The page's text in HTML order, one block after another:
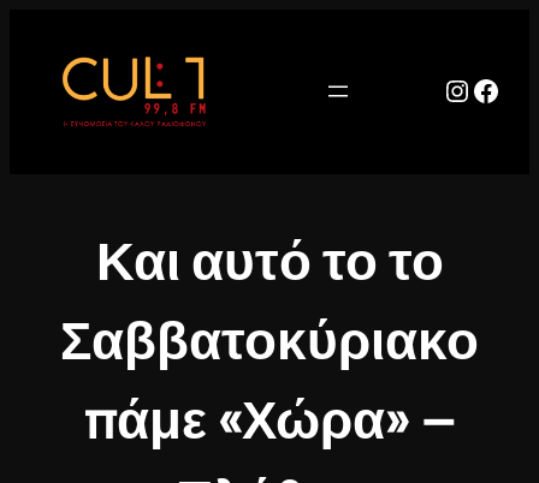
περιεχόμενο
Και αυτό το το
Σαββατοκύριακο
πάμε «Χώρα» –